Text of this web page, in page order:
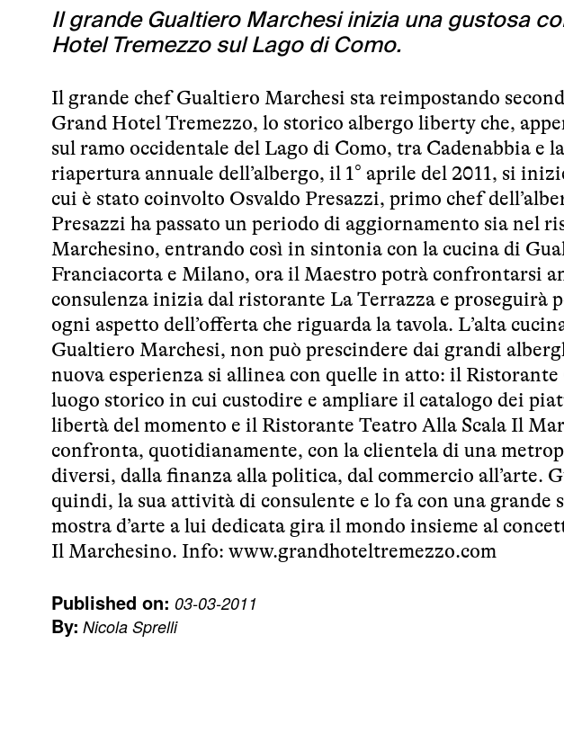
Il grande Gualtiero Marchesi inizia una gustosa
Hotel Tremezzo sul Lago di Como.
Il grande chef Gualtiero Marchesi sta reimpostando
Grand Hotel Tremezzo, lo storico albergo liberty che,
sul ramo occidentale del Lago di Como, tra Cadenabbia e
riapertura annuale dell’albergo, il 1° aprile del 2011, si
cui è stato coinvolto Osvaldo Presazzi, primo chef
Presazzi ha passato un periodo di aggiornamento sia nel
Marchesino, entrando così in sintonia con la cucina di
Franciacorta e Milano, ora il Maestro potrà confrontarsi
consulenza inizia dal ristorante La Terrazza e proseguirà
ogni aspetto dell’offerta che riguarda la tavola. L’alta
Gualtiero Marchesi, non può prescindere dai grandi
nuova esperienza si allinea con quelle in atto: il
luogo storico in cui custodire e ampliare il catalogo dei
libertà del momento e il Ristorante Teatro Alla Scala Il
confronta, quotidianamente, con la clientela di una
diversi, dalla finanza alla politica, dal commercio all’arte.
quindi, la sua attività di consulente e lo fa con una
mostra d’arte a lui dedicata gira il mondo insieme al
Il Marchesino. Info: www.grandhoteltremezzo.com
Published on: 03-03-2011
By: Nicola Sprelli